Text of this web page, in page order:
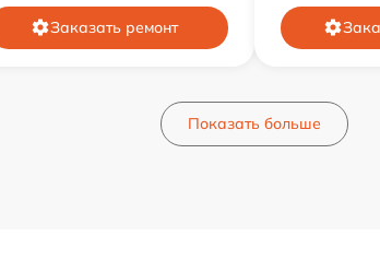
Заказать ремонт
Показать больше